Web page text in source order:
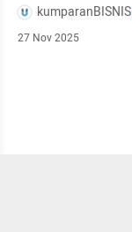
kumparanBISNIS
27 Nov 2025